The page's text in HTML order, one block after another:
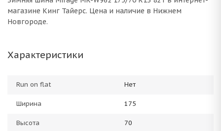
магазине Кинг Тайерс. Цена и наличие в Нижнем
Новгороде.
Характеристики
Run on flat Нет
Ширина 175
Высота 70